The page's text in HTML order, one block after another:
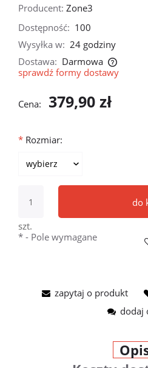
Producent: Zone3
Dostępność: 100
Wysyłka w: 24 godziny
Dostawa: Darmowa
Cena nie zawiera ewentualnych
sprawdź formy dostawy
Cena: 379,90 zł
* Rozmiar:
szt.
do
* - Pole wymagane
zapytaj o produkt
dodaj